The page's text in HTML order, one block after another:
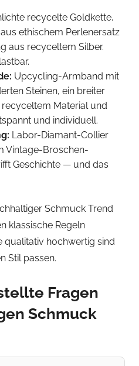
recycelte Goldkette,
ethischem Perlenersatz
aus recyceltem Silber.
Upcycling-Armband mit
Steinen, ein breiter
Material und
und individuell.
Labor-Diamant-Collier
Vintage-Broschen-
Geschichte — und das
Schmuck Trend
klassische Regeln
qualitativ hochwertig sind
Stil passen.
Fragen
Schmuck